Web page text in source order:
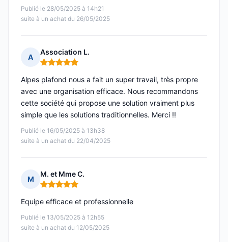
Publié le 28/05/2025 à 14h21
suite à un achat du 26/05/2025
A
Association L.
Note : 5 sur 5
Publié le 16/05/2025 à 13h38
suite à un achat du 22/04/2025
Alpes plafond nous a fait un super travail, très propre
avec une organisation efficace. Nous recommandons
cette société qui propose une solution vraiment plus
simple que les solutions traditionnelles. Merci !!
M
M. et Mme C.
Note : 5 sur 5
Publié le 13/05/2025 à 12h55
suite à un achat du 12/05/2025
Equipe efficace et professionnelle